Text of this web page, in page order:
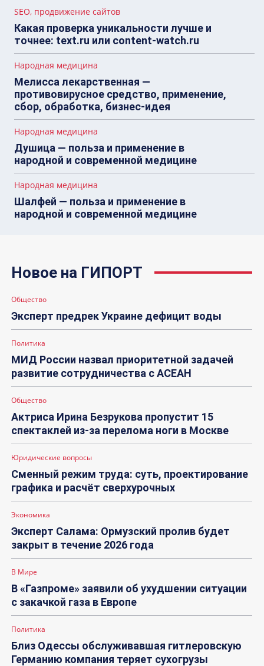
SEO, продвижение сайтов
Какая проверка уникальности лучше и
точнее: text.ru или content-watch.ru
Народная медицина
Мелисса лекарственная —
противовирусное средство, применение,
сбор, обработка, бизнес-идея
Народная медицина
Душица — польза и применение в
народной и современной медицине
Народная медицина
Шалфей — польза и применение в
народной и современной медицине
Новое на ГИПОРТ
Общество
Эксперт предрек Украине дефицит воды
Политика
МИД России назвал приоритетной задачей
развитие сотрудничества с АСЕАН
Общество
Актриса Ирина Безрукова пропустит 15
спектаклей из-за перелома ноги в Москве
Юридические вопросы
Сменный режим труда: суть, проектирование
графика и расчёт сверхурочных
Экономика
Эксперт Салама: Ормузский пролив будет
закрыт в течение 2026 года
В Мире
В «Газпроме» заявили об ухудшении ситуации
с закачкой газа в Европе
Политика
Близ Одессы обслуживавшая гитлеровскую
Германию компания теряет сухогрузы